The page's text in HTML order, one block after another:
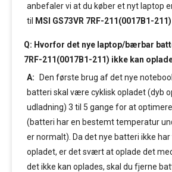
anbefaler vi at du køber et nyt laptop
til
MSI GS73VR 7RF-211(0017B1-211)
Q: Hvorfor det nye laptop/bærbar
7RF-211(0017B1-211) ikke kan
A:
Den første brug af det nye
batteri skal være cyklisk opladet (dyb
udladning) 3 til 5 gange for at
(batteri har en bestemt temperatur
er normalt). Da det nye batteri ikke
opladet, er det svært at oplade det
det ikke kan oplades, skal du fjerne